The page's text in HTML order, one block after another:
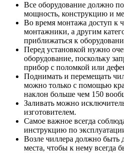
Все оборудование должно
мощность, конструкцию и
Во время монтажа доступ к
монтажники, а другим
приближаться к
Перед установкой нужно
оборудование, поскольку
прибор с поломкой или
Поднимать и перемещать
можно только с помощью
наклон больше чем 150
Заливать можно
изготовителем.
Самое важное всегда
инструкцию по
Возле чиллера должно быть
места, чтобы к нему всегда